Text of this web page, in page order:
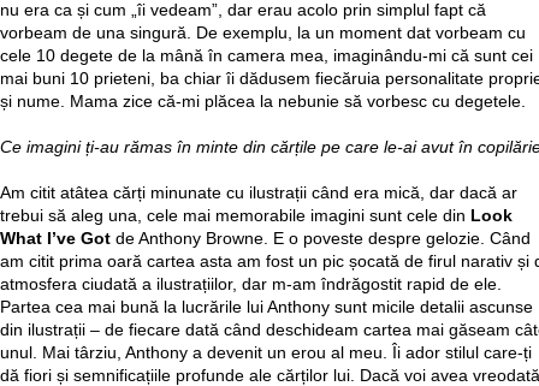
nu era ca și cum „îi vedeam”, dar erau acolo prin simplul fapt că
vorbeam de una singură. De exemplu, la un moment dat vorbeam cu
cele 10 degete de la mână în camera mea, imaginându-mi că sunt cei
mai buni 10 prieteni, ba chiar îi dădusem fiecăruia personalitate
și nume. Mama zice că-mi plăcea la nebunie să vorbesc cu degetele.
Ce imagini ți-au rămas în minte din cărțile pe care le-ai avut în
Am citit atâtea cărți minunate cu ilustrații când era mică, dar dacă ar
trebui să aleg una, cele mai memorabile imagini sunt cele din Look
What I’ve Got de Anthony Browne. E o poveste despre gelozie. Când
am citit prima oară cartea asta am fost un pic șocată de firul narativ și
atmosfera ciudată a ilustrațiilor, dar m-am îndrăgostit rapid de ele.
Partea cea mai bună la lucrările lui Anthony sunt micile detalii ascunse
din ilustrații – de fiecare dată când deschideam cartea mai găseam
unul. Mai târziu, Anthony a devenit un erou al meu. Îi ador stilul care-ți
dă fiori și semnificațiile profunde ale cărților lui. Dacă voi avea vreodată